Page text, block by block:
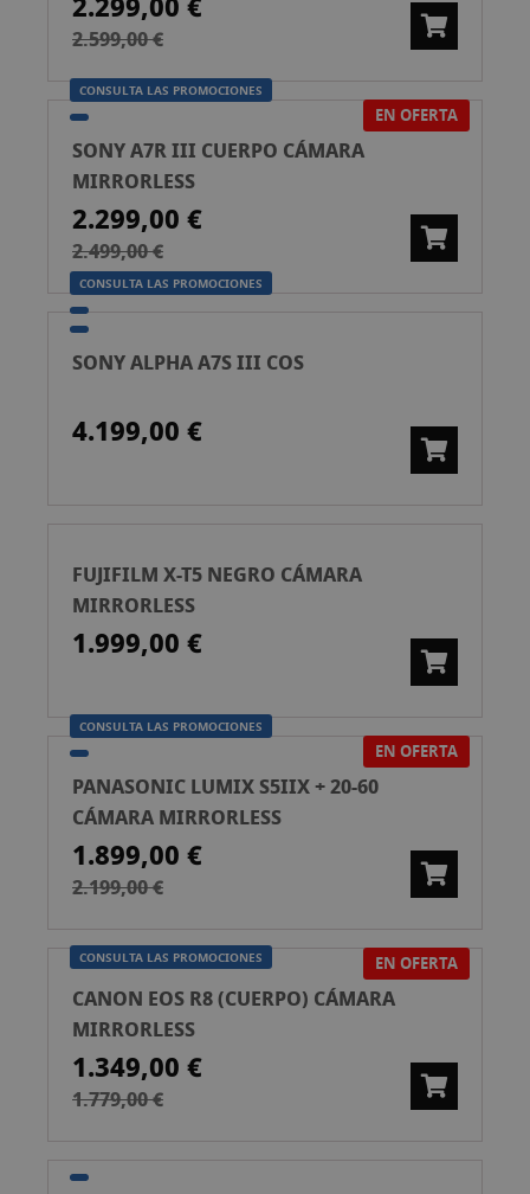
2.599,00 €
CONSULTA LAS PROMOCIONES
EN OFERTA
SONY A7R III CUERPO CÁMARA
MIRRORLESS
2.299,00 €
2.499,00 €
CONSULTA LAS PROMOCIONES
SONY ALPHA A7S III COS
4.199,00 €
FUJIFILM X-T5 NEGRO CÁMARA
MIRRORLESS
1.999,00 €
CONSULTA LAS PROMOCIONES
EN OFERTA
PANASONIC LUMIX S5IIX + 20-60
CÁMARA MIRRORLESS
1.899,00 €
2.199,00 €
CONSULTA LAS PROMOCIONES EN OFERTA
CANON EOS R8 (CUERPO) CÁMARA
MIRRORLESS
1.349,00 €
1.779,00 €